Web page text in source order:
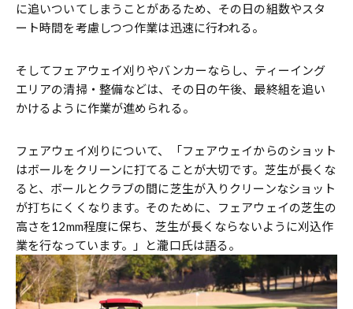
に追いついてしまうことがあるため、その日の組数やスタ
ート時間を考慮しつつ作業は迅速に行われる。
そしてフェアウェイ刈りやバンカーならし、ティーイング
エリアの清掃・整備などは、その日の午後、最終組を追い
かけるように作業が進められる。
フェアウェイ刈りについて、「フェアウェイからのショット
はボールをクリーンに打てることが大切です。芝生が長くな
ると、ボールとクラブの間に芝生が入りクリーンなショット
が打ちにくくなります。そのために、フェアウェイの芝生の
高さを12mm程度に保ち、芝生が長くならないように刈込作
業を行なっています。」と瀧口氏は語る。